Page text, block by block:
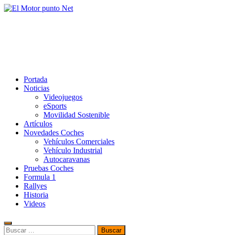
Saltar
Portada
Noticias
Videojuegos
eSports
Movilidad Sostenible
Artículos
Novedades Coches
Vehículos Comerciales
Vehículo Industrial
Autocaravanas
Pruebas Coches
Formula 1
Rallyes
Historia
Videos
Buscar: